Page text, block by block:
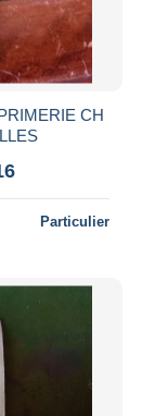
CH
Particulier